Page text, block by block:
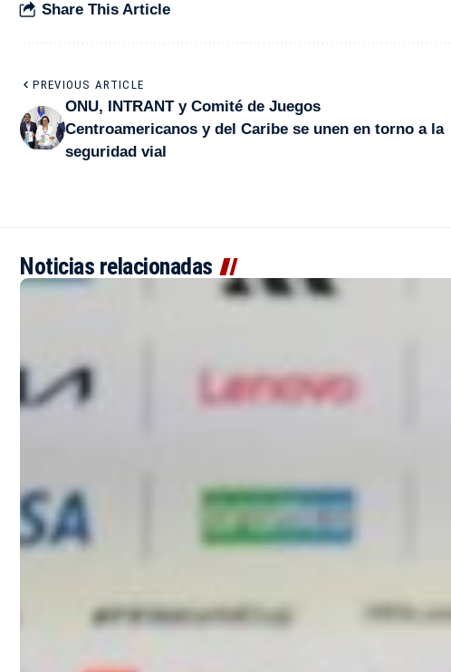
Share This Article
PREVIOUS ARTICLE
ONU, INTRANT y Comité de Juegos
Centroamericanos y del Caribe se unen en torno a la
seguridad vial
Noticias relacionadas